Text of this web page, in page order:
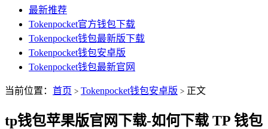
最新推荐
Tokenpocket官方钱包下载
Tokenpocket钱包最新版下载
Tokenpocket钱包安卓版
Tokenpocket钱包最新官网
当前位置： 首页 > Tokenpocket钱包安卓版 > 正文
tp钱包苹果版官网下载-如何下载 TP 钱包